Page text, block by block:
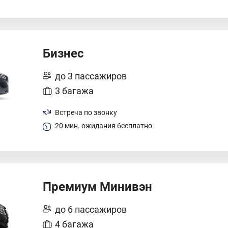
Бизнес
до 3 пассажиров
3 багажа
Встреча по звонку
20 мин. ожидания бесплатно
Премиум Минивэн
до 6 пассажиров
4 багажа